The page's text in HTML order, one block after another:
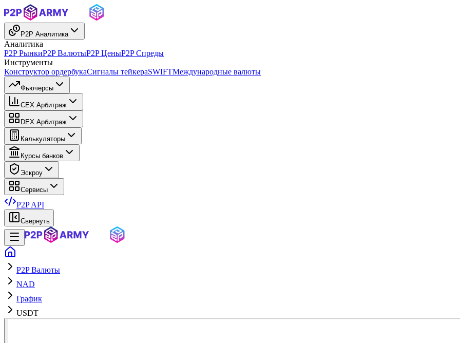
P2P Аналитика
Аналитика
P2P РынкиP2P ВалютыP2P ЦеныP2P Спреды
Инструменты
Конструктор ордербукаСигналы тейкераSWIFTМеждународные валюты
Фьючерсы
CEX Арбитраж
DEX Арбитраж
Калькуляторы
Курсы банков
Эскроу
Сервисы
P2P API
Свернуть
P2P Валюты
NAD
График
USDT